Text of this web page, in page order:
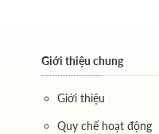
Giới thiệu chung
Giới thiệu
Quy chế hoạt động